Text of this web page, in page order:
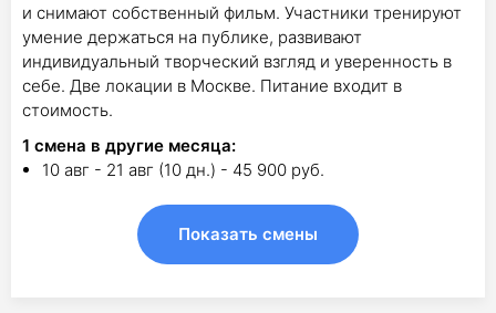
и снимают собственный фильм. Участники тренируют
умение держаться на публике, развивают
индивидуальный творческий взгляд и уверенность в
себе. Две локации в Москве. Питание входит в
стоимость.
1 смена в другие месяца:
10 авг - 21 авг (10 дн.) - 45 900 руб.
Показать смены